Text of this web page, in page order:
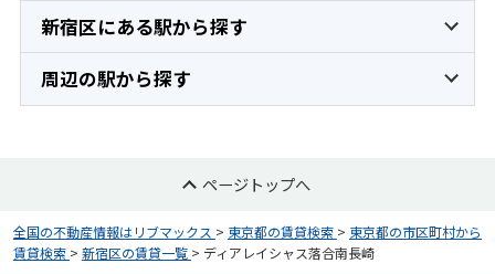
新宿区にある駅から探す
周辺の駅から探す
ページトップへ
全国の不動産情報はリブマックス > 東京都の賃貸検索 > 東京都の市区町村から
賃貸検索 > 新宿区の賃貸一覧 > ディアレイシャス落合南長崎